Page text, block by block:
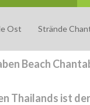
Ost Strände
Beach
Thailands ist